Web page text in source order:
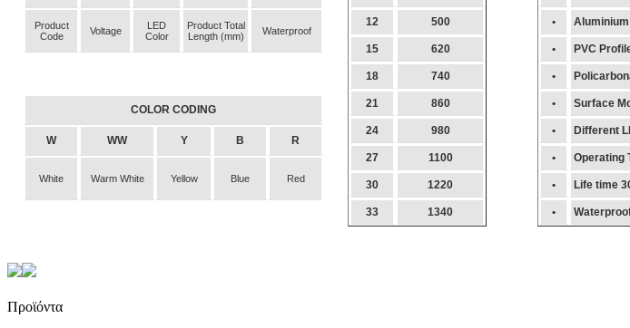
Product
Code
Voltage
LED
Color
Product Total
Length (mm)
Waterproof
12 500
15 620
18 740
21 860
24 980
27 1100
30 1220
33 1340
• Aluminium
• PVC
•
• Surface
• Different
• Operating
• Life time
•
COLOR CODING
W WW Y B R
White Warm White Yellow Blue Red
Προϊόντα